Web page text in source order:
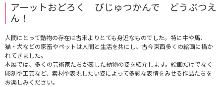
アーットおどろく びじゅつかんで どうぶつえ
ん！
人間にとって動物の存在は古来よりとても身近なものでした。特に牛や馬、
猫・犬などの家畜やペットは人間と生活を共にし、古今東西多くの絵画に描か
れてきました。
本展では、多くの芸術家たちが表した動物の姿を紹介します。絵画だけでなく
彫刻や工芸など、素材や表現したい姿によって多彩な表情をみせる作品たちを
お楽しみください。